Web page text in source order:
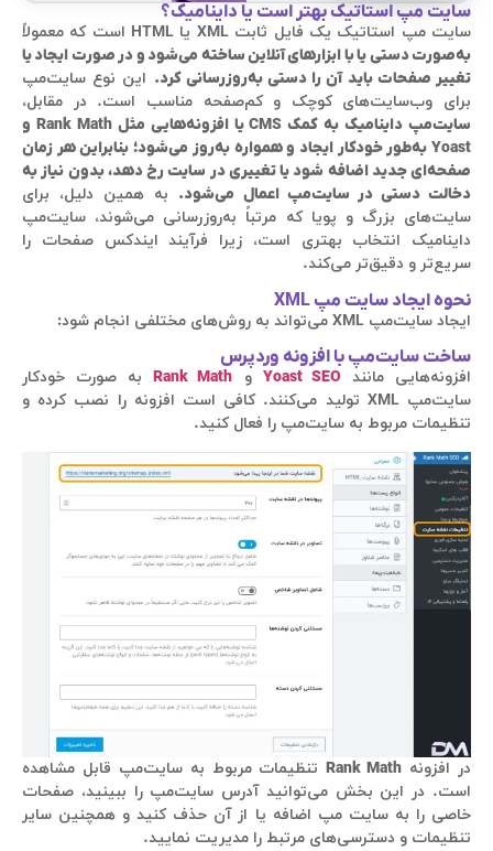
سایت مپ استاتیک بهتر است یا داینامیک؟
سایت مپ استاتیک یک فایل ثابت XML یا HTML است که معمولاً
به‌صورت دستی یا با ابزارهای آنلاین ساخته می‌شود و در صورت ایجاد یا
تغییر صفحات باید آن را دستی به‌روزرسانی کرد. این نوع سایت‌مپ
برای وب‌سایت‌های کوچک و کم‌صفحه مناسب است. در مقابل،
سایت‌مپ داینامیک به کمک CMS یا افزونه‌هایی مثل Rank Math و
Yoast به‌طور خودکار ایجاد و همواره به‌روز می‌شود؛ بنابراین هر زمان
صفحه‌ای جدید اضافه شود یا تغییری در سایت رخ دهد، بدون نیاز به
دخالت دستی در سایت‌مپ اعمال می‌شود. به همین دلیل، برای
سایت‌های بزرگ و پویا که مرتباً به‌روزرسانی می‌شوند، سایت‌مپ
داینامیک انتخاب بهتری است، زیرا فرآیند ایندکس صفحات را
سریع‌تر و دقیق‌تر می‌کند.
نحوه ایجاد سایت مپ XML
ایجاد سایت‌مپ XML می‌تواند به روش‌های مختلفی انجام شود:
ساخت سایت‌مپ با افزونه وردپرس
افزونه‌هایی مانندYoast SEO و Rank Mathبه صورت خودکار
سایت‌مپ XML تولید می‌کنند. کافی است افزونه را نصب کرده و
تنظیمات مربوط به سایت‌مپ را فعال کنید.
در افزونه Rank Mathتنظیمات مربوط به سایت‌مپ قابل مشاهده
است. در این بخش می‌توانید آدرس سایت‌مپ را ببینید، صفحات
خاصی را به سایت مپ اضافه یا از آن حذف کنید و همچنین سایر
تنظیمات و دسترسی‌های مرتبط را مدیریت نمایید.